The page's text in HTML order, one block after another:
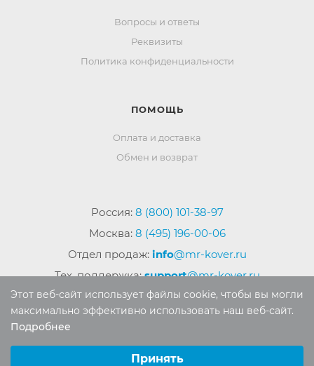
Вопросы и ответы
Реквизиты
Политика конфиденциальности
ПОМОЩЬ
Оплата и доставка
Обмен и возврат
Россия: 8 (800) 101-38-97
Москва: 8 (495) 196-00-06
Отдел продаж: info@mr-kover.ru
Тех. поддержка:support@mr-kover.ru
Этот веб-сайт использует файлы cookie, чтобы вы могли
максимально эффективно использовать наш веб-сайт.
Подробнее
Принять